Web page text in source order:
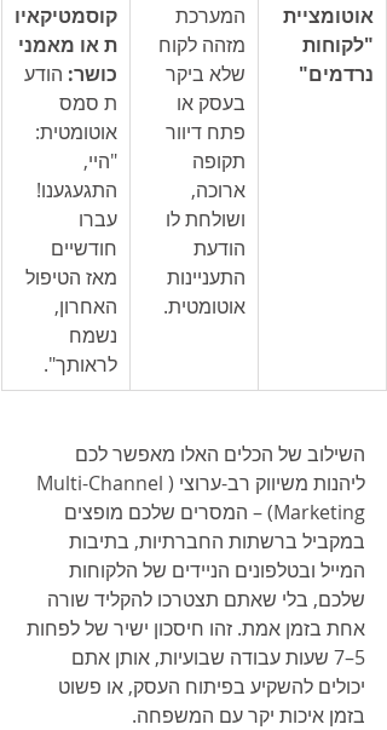
אוטומציית
"לקוחות
נרדמים"
המערכת
מזהה לקוח
שלא ביקר
בעסק או
פתח דיוור
תקופה
ארוכה,
ושולחת לו
הודעת
התעניינות
אוטומטית.
קוסמטיקאיו
ת או מאמני
כושר: הודע
ת סמס
אוטומטית:
"היי,
התגעגענו!
עברו
חודשיים
מאז הטיפול
האחרון,
נשמח
לראותך".
השילוב של הכלים האלו מאפשר לכם
ליהנות משיווק רב-ערוצי (Multi-Channel
Marketing) – המסרים שלכם מופצים
במקביל ברשתות החברתיות, בתיבות
המייל ובטלפונים הניידים של הלקוחות
שלכם, בלי שאתם תצטרכו להקליד שורה
אחת בזמן אמת. זהו חיסכון ישיר של לפחות
5–7 שעות עבודה שבועיות, אותן אתם
יכולים להשקיע בפיתוח העסק, או פשוט
בזמן איכות יקר עם המשפחה.